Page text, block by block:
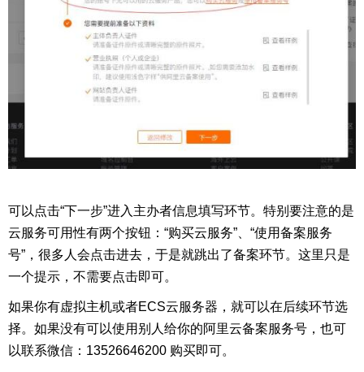
可以点击“下一步”进入主办者信息填写环节。特别要注意的是
云服务可用性有两个按钮：“购买云服务”、“使用备案服务
号”，很多人会点击进去，于是就跳出了备案环节。这里只是
一个提示，不需要点击即可。
如果你有虚拟主机或者ECS云服务器，就可以在后续环节选
择。如果没有可以使用别人给你的阿里云备案服务号，也可
以联系微信：13526646200 购买即可。